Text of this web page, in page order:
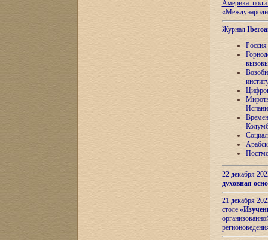
Америка:
Журнал
22 декабря
духовная
21 декабря
столе